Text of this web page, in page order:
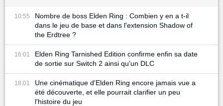
10:55
Nombre de boss Elden Ring : Combien y en a t-il
dans le jeu de base et dans l'extension Shadow of
the Erdtree ?
16:01
Elden Ring Tarnished Edition confirme enfin sa date
de sortie sur Switch 2 ainsi qu'un DLC
18:01
Une cinématique d'Elden Ring encore jamais vue a
été découverte, et elle pourrait clarifier un peu
l'histoire du jeu